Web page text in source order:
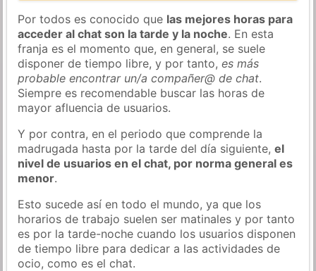
Por todos es conocido que las mejores horas para
acceder al chat son la tarde y la noche. En esta
franja es el momento que, en general, se suele
disponer de tiempo libre, y por tanto,es más
probable encontrar un/a compañer@ de chat.
Siempre es recomendable buscar las horas de
mayor afluencia de usuarios.
Y por contra, en el periodo que comprende la
madrugada hasta por la tarde del día siguiente,el
nivel de usuarios en el chat, por norma general es
menor.
Esto sucede así en todo el mundo, ya que los
horarios de trabajo suelen ser matinales y por tanto
es por la tarde-noche cuando los usuarios disponen
de tiempo libre para dedicar a las actividades de
ocio, como es el chat.